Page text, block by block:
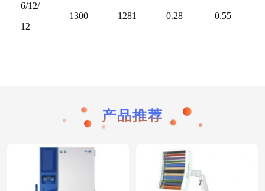
6/12/
12
1300 1281 0.28 0.55
产品推荐